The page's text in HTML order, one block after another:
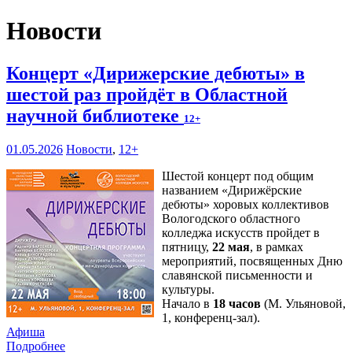
Новости
Концерт «Дирижерские дебюты» в
шестой раз пройдёт в Областной
научной библиотеке 12+
01.05.2026 Новости, 12+
Шестой концерт под общим
названием «Дирижёрские
дебюты» хоровых коллективов
Вологодского областного
колледжа искусств пройдет в
пятницу, 22 мая, в рамках
мероприятий, посвященных Дню
славянской письменности и
культуры.
Начало в 18 часов (М. Ульяновой,
1, конференц-зал).
Афиша
Подробнее